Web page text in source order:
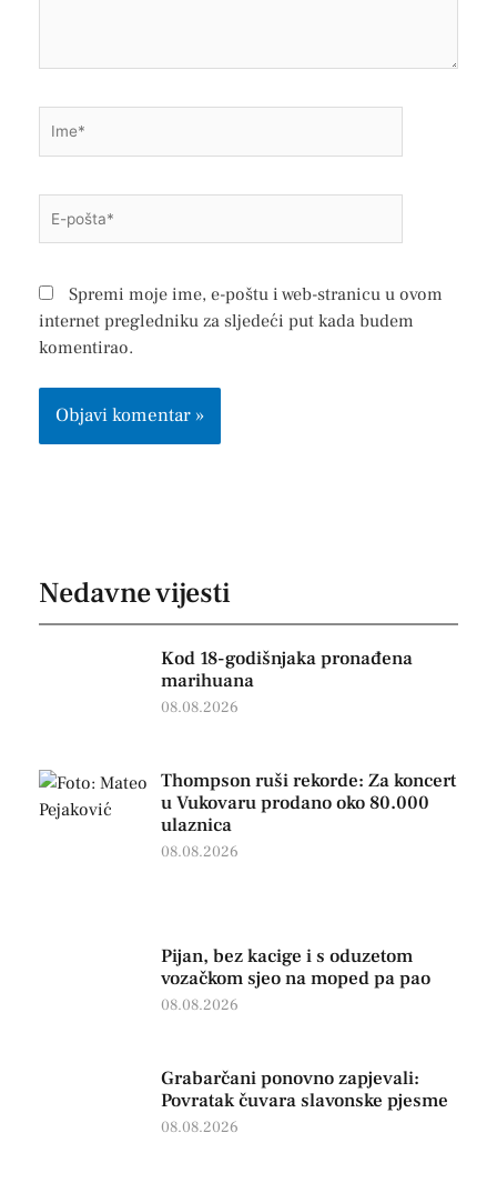
pošta*
Spremi moje ime, e-poštu i web-stranicu u ovom
internet pregledniku za sljedeći put kada budem
komentirao.
Nedavne vijesti
Kod 18-godišnjaka pronađena
marihuana
08.08.2026
Thompson ruši rekorde: Za koncert
u Vukovaru prodano oko 80.000
ulaznica
08.08.2026
Pijan, bez kacige i s oduzetom
vozačkom sjeo na moped pa pao
08.08.2026
Grabarčani ponovno zapjevali:
Povratak čuvara slavonske pjesme
08.08.2026